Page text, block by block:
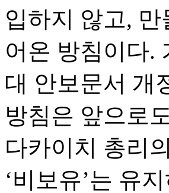
입하지 않고,
어온 방침이다.
대 안보문서 개
방침은 앞으로
다카이치 총리
‘비보유’는 유